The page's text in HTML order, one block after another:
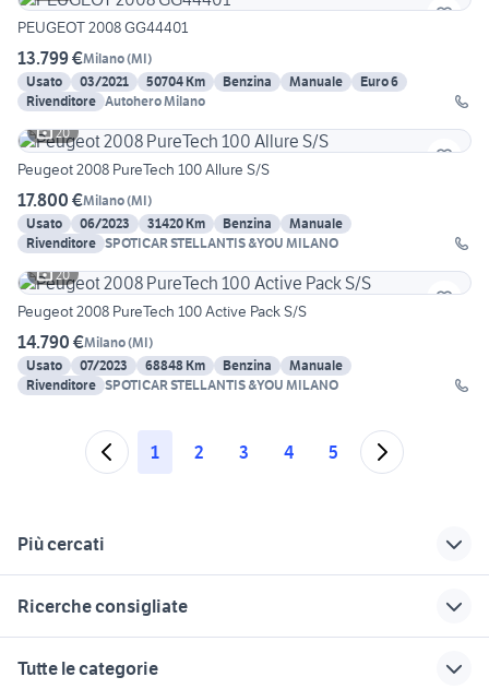
PEUGEOT 2008 GG44401
13.799 €Milano(MI)
Usato
03/2021 50704 Km Benzina Manuale
Euro 6
Rivenditore Autohero Milano
20
Peugeot 2008 PureTech 100 Allure S/S
17.800 €Milano(MI)
Usato
06/2023 31420 Km Benzina
Manuale
Rivenditore SPOTICAR STELLANTIS &YOU MILANO
20
Peugeot 2008 PureTech 100 Active Pack S/S
14.790 €Milano(MI)
Usato
07/2023 68848 Km Benzina
Manuale
Rivenditore SPOTICAR STELLANTIS &YOU MILANO
1 2 3 4 5
Più cercati
evoque auto Milano
accessori auto
Ricerche consigliate
alfa romeo tonale
Tutte le categorie